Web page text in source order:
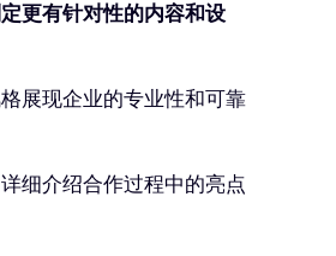
更有针对性的内容和设
展现企业的专业性和可靠
细介绍合作过程中的亮点